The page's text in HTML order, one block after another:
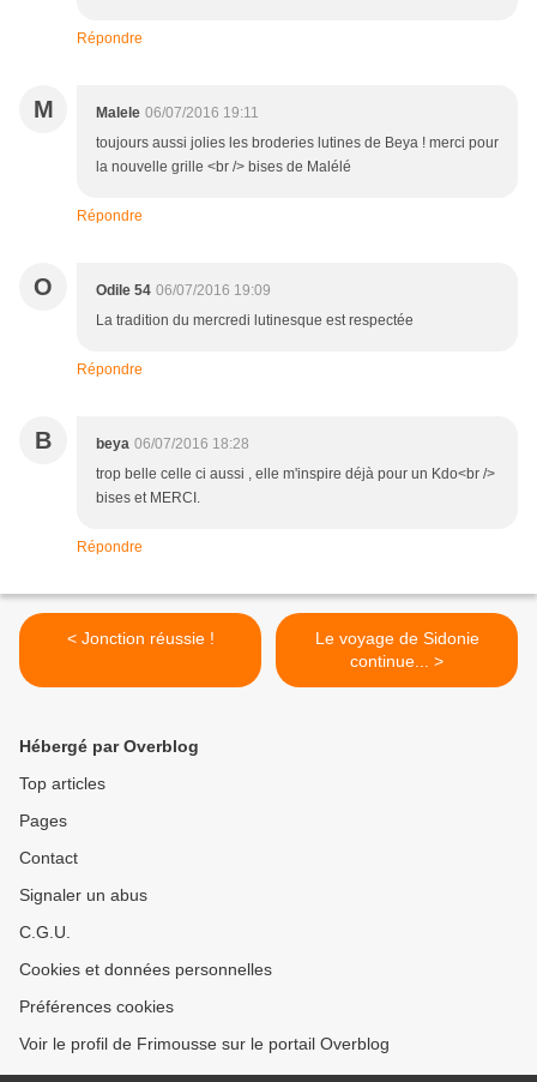
Répondre
M Malele 06/07/2016 19:11
toujours aussi jolies les broderies lutines de Beya ! merci pour
la nouvelle grille <br /> bises de Malélé
Répondre
O Odile 54 06/07/2016 19:09
La tradition du mercredi lutinesque est respectée
Répondre
B beya 06/07/2016 18:28
trop belle celle ci aussi , elle m'inspire déjà pour un Kdo<br />
bises et MERCI.
Répondre
< Jonction réussie !
Le voyage de Sidonie
continue... >
Hébergé par Overblog
Top articles
Pages
Contact
Signaler un abus
C.G.U.
Cookies et données personnelles
Préférences cookies
Voir le profil de Frimousse sur le portail Overblog